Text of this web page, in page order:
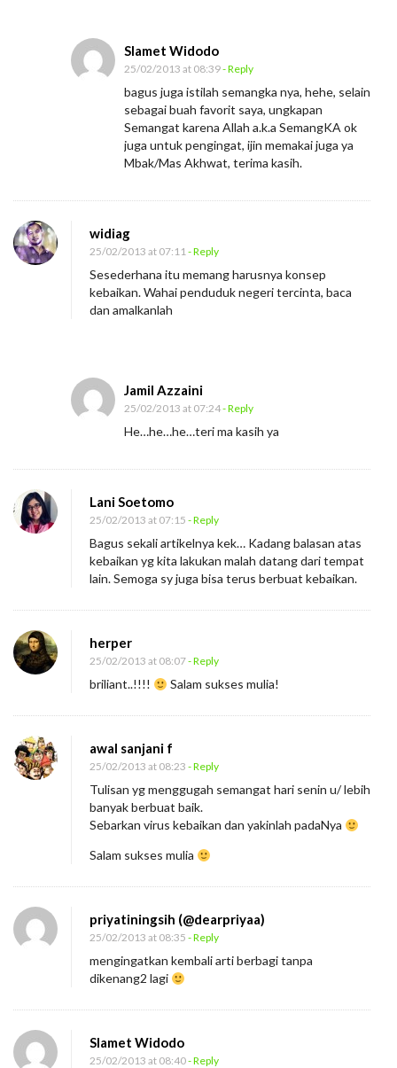
Slamet Widodo
25/02/2013 at 08:39- Reply
bagus juga istilah semangka nya, hehe, selain
sebagai buah favorit saya, ungkapan
Semangat karena Allah a.k.a SemangKA ok
juga untuk pengingat, ijin memakai juga ya
Mbak/Mas Akhwat, terima kasih.
widiag
25/02/2013 at 07:11- Reply
Sesederhana itu memang harusnya konsep
kebaikan. Wahai penduduk negeri tercinta, baca
dan amalkanlah
Jamil Azzaini
25/02/2013 at 07:24- Reply
He…he…he…teri ma kasih ya
Lani Soetomo
25/02/2013 at 07:15 - Reply
Bagus sekali artikelnya kek… Kadang balasan atas
kebaikan yg kita lakukan malah datang dari tempat
lain. Semoga sy juga bisa terus berbuat kebaikan.
herper
25/02/2013 at 08:07- Reply
briliant..!!!! Salam sukses mulia!
awal sanjani f
25/02/2013 at 08:23 - Reply
Tulisan yg menggugah semangat hari senin u/ lebih
banyak berbuat baik.
Sebarkan virus kebaikan dan yakinlah padaNya
Salam sukses mulia
priyatiningsih (@dearpriyaa)
25/02/2013 at 08:35 - Reply
mengingatkan kembali arti berbagi tanpa
dikenang2 lagi
Slamet Widodo
25/02/2013 at 08:40- Reply